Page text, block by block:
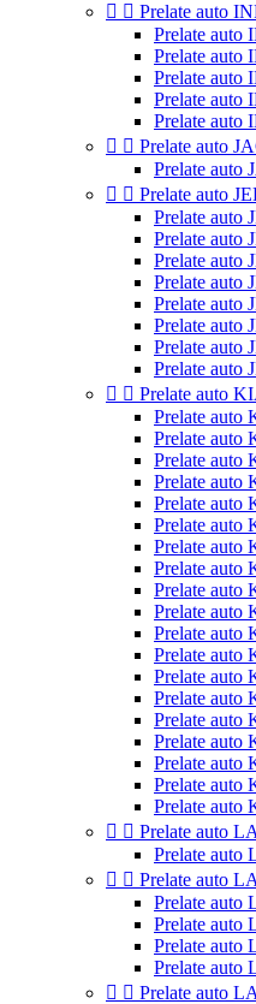
  Prelate auto
Prelate
Prelate
Prelate
Prelate
Prelate
  Prelate auto
Prelate auto
  Prelate auto
Prelate auto
Prelate auto
Prelate auto
Prelate auto
Prelate auto
Prelate auto
Prelate auto
Prelate auto
  Prelate auto
Prelate auto
Prelate auto
Prelate auto
Prelate auto
Prelate auto
Prelate auto
Prelate auto
Prelate auto
Prelate auto
Prelate auto
Prelate auto
Prelate auto
Prelate auto
Prelate auto
Prelate auto
Prelate auto
Prelate auto
Prelate auto
Prelate auto
  Prelate auto
Prelate
  Prelate auto
Prelate auto
Prelate auto
Prelate auto
Prelate auto
  Prelate auto